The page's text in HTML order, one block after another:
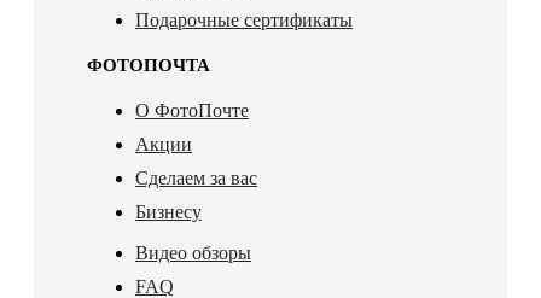
Подарочные сертификаты
ФОТОПОЧТА
О ФотоПочте
Акции
Сделаем за вас
Бизнесу
Видео обзоры
FAQ